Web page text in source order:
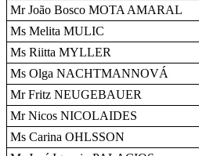
Mr João Bosco MOTA AMARAL
Ms Melita MULIC
Ms Riitta MYLLER
Ms Olga NACHTMANNOVÁ
Mr Fritz NEUGEBAUER
Mr Nicos NICOLAIDES
Ms Carina OHLSSON